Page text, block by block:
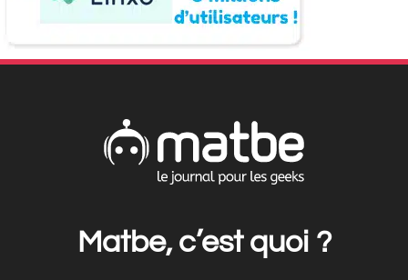
Matbe, c’est quoi ?